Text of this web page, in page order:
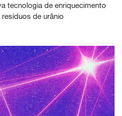
tecnologia de enriquecimento
de urânio